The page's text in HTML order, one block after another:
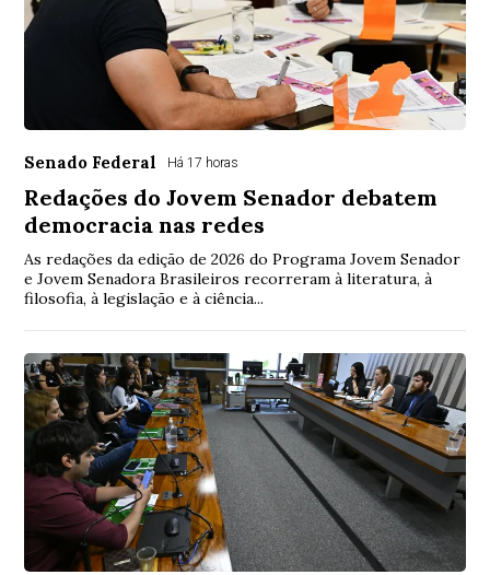
Senado Federal Há 17 horas
Redações do Jovem Senador debatem
democracia nas redes
As redações da edição de 2026 do Programa Jovem Senador
e Jovem Senadora Brasileiros recorreram à literatura, à
filosofia, à legislação e à ciência...